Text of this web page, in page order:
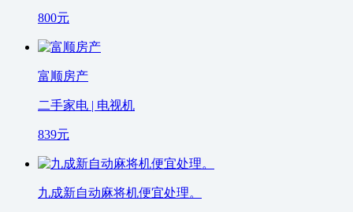
800元
富顺房产
二手家电 | 电视机
839元
九成新自动麻将机便宜处理。